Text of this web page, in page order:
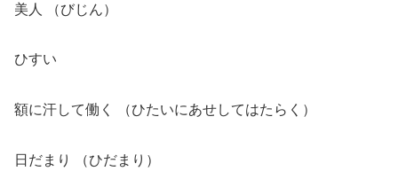
美人 （びじん）
ひすい
額に汗して働く （ひたいにあせしてはたらく）
日だまり （ひだまり）